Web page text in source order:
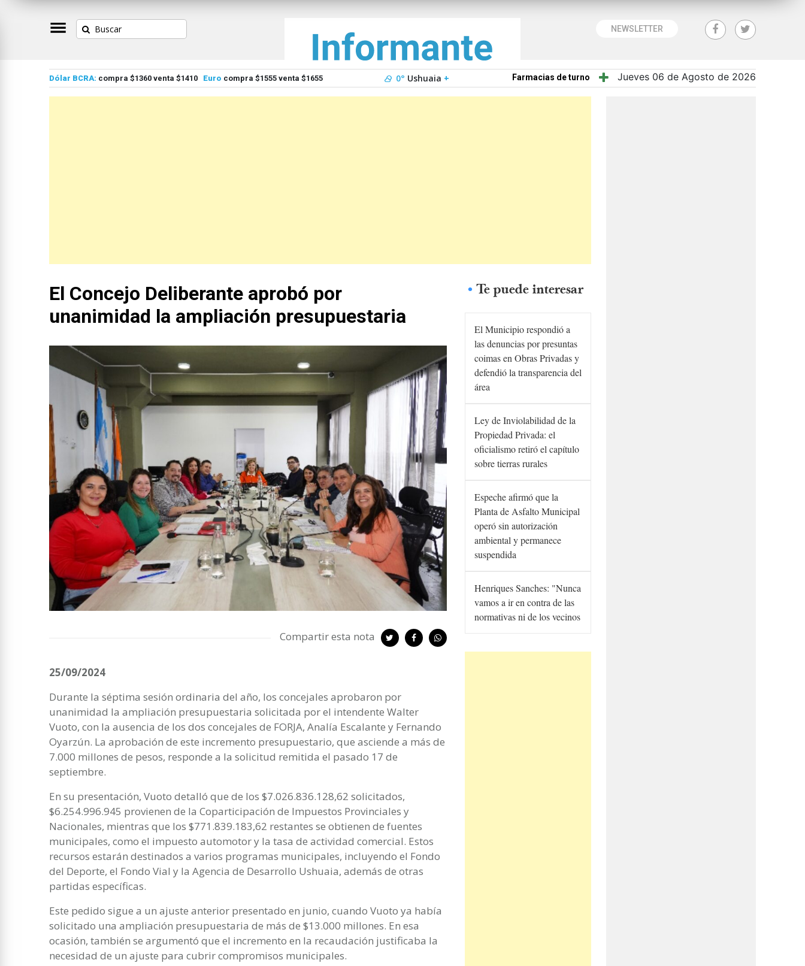
NEWSLETTER
Dólar BCRA: compra $1360 venta $1410 Euro compra $1555 venta $1655 0° Ushuaia + Farmacias de turno Jueves 06 de Agosto de 2026
El Concejo Deliberante aprobó por
unanimidad la ampliación presupuestaria
Compartir esta nota
25/09/2024
Durante la séptima sesión ordinaria del año, los concejales aprobaron por
unanimidad la ampliación presupuestaria solicitada por el intendente Walter
Vuoto, con la ausencia de los dos concejales de FORJA, Analía Escalante y Fernando
Oyarzún. La aprobación de este incremento presupuestario, que asciende a más de
7.000 millones de pesos, responde a la solicitud remitida el pasado 17 de
septiembre.
En su presentación, Vuoto detalló que de los $7.026.836.128,62 solicitados,
$6.254.996.945 provienen de la Coparticipación de Impuestos Provinciales y
Nacionales, mientras que los $771.839.183,62 restantes se obtienen de fuentes
municipales, como el impuesto automotor y la tasa de actividad comercial. Estos
recursos estarán destinados a varios programas municipales, incluyendo el Fondo
del Deporte, el Fondo Vial y la Agencia de Desarrollo Ushuaia, además de otras
partidas específicas.
Este pedido sigue a un ajuste anterior presentado en junio, cuando Vuoto ya había
solicitado una ampliación presupuestaria de más de $13.000 millones. En esa
ocasión, también se argumentó que el incremento en la recaudación justificaba la
necesidad de un ajuste para cubrir compromisos municipales.
Te puede interesar
El Municipio respondió a
las denuncias por presuntas
coimas en Obras Privadas y
defendió la transparencia del
área
Ley de Inviolabilidad de la
Propiedad Privada: el
oficialismo retiró el capítulo
sobre tierras rurales
Espeche afirmó que la
Planta de Asfalto Municipal
operó sin autorización
ambiental y permanece
suspendida
Henriques Sanches: "Nunca
vamos a ir en contra de las
normativas ni de los vecinos